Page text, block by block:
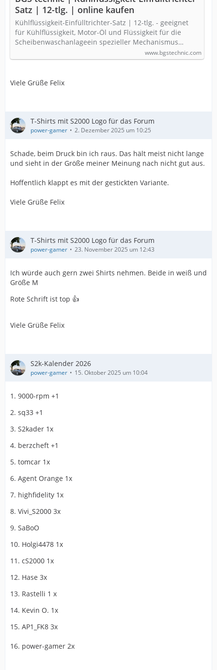
Satz | 12-tlg. | online kaufen
Kühlflüssigkeit-Einfülltrichter-Satz | 12-tlg. - geeignet
für Kühlflüssigkeit, Motor-Öl und Flüssigkeit für die
Scheibenwaschanlageein spezieller Mechanismus…
www.bgstechnic.com
Viele Grüße Felix
T-Shirts mit S2000 Logo für das Forum
power-gamer 2. Dezember 2025 um 10:25
Schade, beim Druck bin ich raus. Das hält meist nicht lange
und sieht in der Größe meiner Meinung nach nicht gut aus.
Hoffentlich klappt es mit der gestickten Variante.
Viele Grüße Felix
T-Shirts mit S2000 Logo für das Forum
power-gamer 23. November 2025 um 12:43
Ich würde auch gern zwei Shirts nehmen. Beide in weiß und
Größe M
Rote Schrift ist top 👍
Viele Grüße Felix
S2k-Kalender 2026
power-gamer 15. Oktober 2025 um 10:04
1. 9000-rpm +1
2. sq33 +1
3. S2kader 1x
4. berzcheft +1
5. tomcar 1x
6. Agent Orange 1x
7. highfidelity 1x
8. Vivi_S2000 3x
9. SaBoO
10. Holgi4478 1x
11. cS2000 1x
12. Hase 3x
13. Rastelli 1 x
14. Kevin O. 1x
15. AP1_FK8 3x
16. power-gamer 2x